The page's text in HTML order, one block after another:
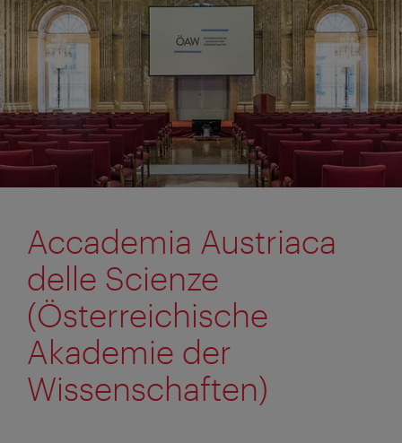
Accademia Austriaca
delle Scienze
(Österreichische
Akademie der
Wissenschaften)